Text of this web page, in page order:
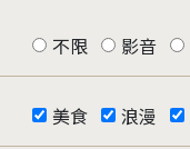
不限 影音
美食 浪漫